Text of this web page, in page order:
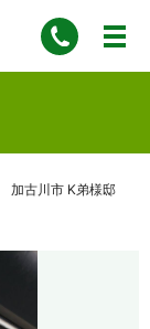
加古川市 K弟様邸